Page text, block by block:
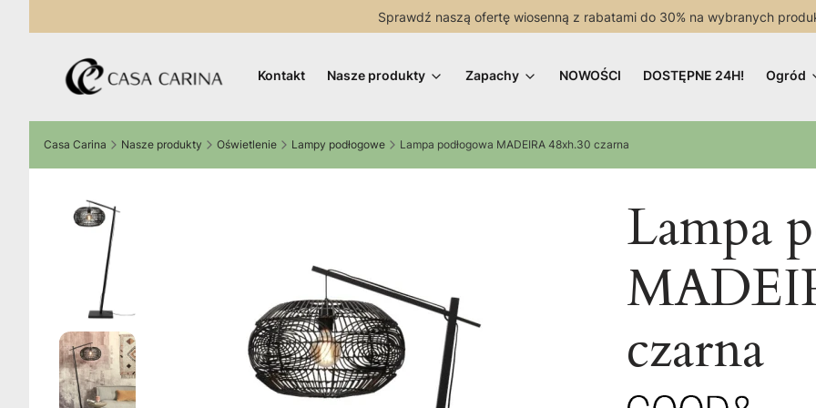
Sprawdź naszą ofertę wiosenną z rabatami do 30% na wybranych
Kontakt Nasze produkty Zapachy NOWOŚCI DOSTĘPNE 24H! Ogród
Casa Carina Nasze produkty Oświetlenie Lampy podłogowe Lampa podłogowa MADEIRA 48xh.30 czarna
Lampa
czarna